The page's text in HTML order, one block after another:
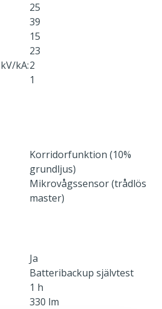
25
39
15
23
kA:2
1
Korridorfunktion (10%
grundljus)
Mikrovågssensor (trådlös
master)
Ja
Batteribackup självtest
1 h
330 lm